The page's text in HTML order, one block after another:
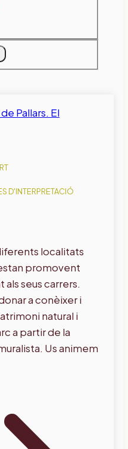
D'INTERPRETACIÓ
localitats
promovent
als seus carrers.
a conèixer i
natural i
a partir de la
Us animem